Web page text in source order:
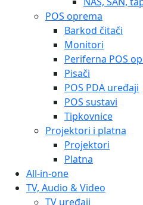
POS oprema
Barkod čitači
Monitori
Periferna POS
Pisači
POS PDA uređaji
POS sustavi
Tipkovnice
Projektori i platna
Projektori
Platna
All-in-one
TV, Audio & Video
TV uređaji